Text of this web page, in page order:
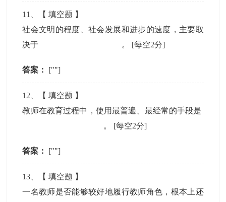
11 、【填空题 】
社会文明的程度、社会发展和进步的速度，主要取
决于
。 [每空2分]
答案： [""]
12 、【填空题 】
教师在教育过程中，使用最普遍、最经常的手段是
。 [每空2分]
答案： [""]
13 、【填空题 】
一名教师是否能够较好地履行教师角色，根本上还